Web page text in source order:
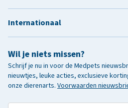
Wil je niets missen?
Schrijf je nu in voor de Medpets
nieuwtjes, leuke acties, exclusieve
onze dierenarts. Voorwaarden
Internationaal